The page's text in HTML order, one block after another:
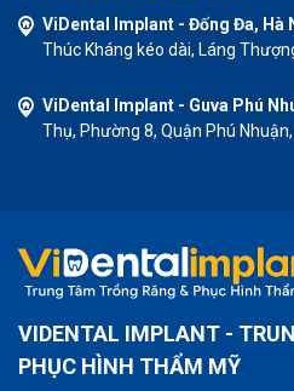
ViDental Implant - Đống Đa, Hà
Thúc Kháng kéo dài, Láng
ViDental Implant - Guva Phú
Thụ, Phường 8, Quận Phú Nhuận,
VIDENTAL IMPLANT -
PHỤC HÌNH THẨM MỸ